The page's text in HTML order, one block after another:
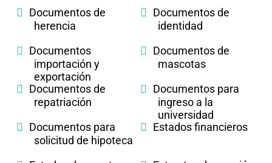
Documentos de
herencia
Documentos de
identidad
Documentos
importación y
exportación
Documentos de
mascotas
Documentos de
repatriación
Documentos para
ingreso a la
universidad
Documentos para
solicitud de hipoteca
Estados financieros